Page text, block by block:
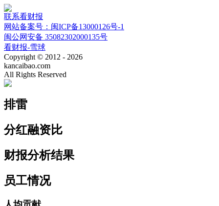
联系看财报
网站备案号：闽ICP备13000126号-1
闽公网安备 35082302000135号
看财报-雪球
Copyright © 2012 - 2026
kancaibao.com
All Rights Reserved
排雷
分红融资比
财报分析结果
员工情况